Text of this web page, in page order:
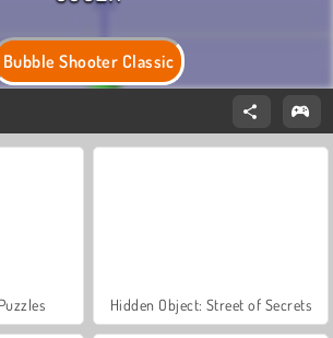
Bubble Shooter Classic
Hidden Object: Street of Secrets